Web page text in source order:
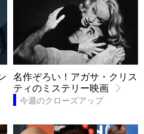
名作ぞろい！アガサ・クリス
ティのミステリー映画
今週のクローズアップ